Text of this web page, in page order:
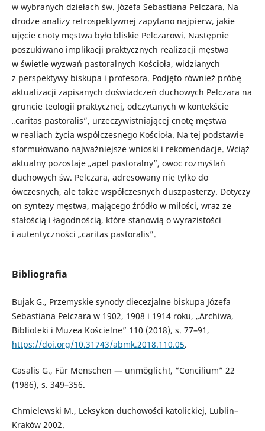
w wybranych dziełach św. Józefa Sebastiana Pelczara. Na
drodze analizy retrospektywnej zapytano najpierw, jakie
ujęcie cnoty męstwa było bliskie Pelczarowi. Następnie
poszukiwano implikacji praktycznych realizacji męstwa
w świetle wyzwań pastoralnych Kościoła, widzianych
z perspektywy biskupa i profesora. Podjęto również próbę
aktualizacji zapisanych doświadczeń duchowych Pelczara na
gruncie teologii praktycznej, odczytanych w kontekście
„caritas pastoralis”, urzeczywistniającej cnotę męstwa
w realiach życia współczesnego Kościoła. Na tej podstawie
sformułowano najważniejsze wnioski i rekomendacje. Wciąż
aktualny pozostaje „apel pastoralny”, owoc rozmyślań
duchowych św. Pelczara, adresowany nie tylko do
ówczesnych, ale także współczesnych duszpasterzy. Dotyczy
on syntezy męstwa, mającego źródło w miłości, wraz ze
stałością i łagodnością, które stanowią o wyrazistości
i autentyczności „caritas pastoralis”.
Bibliografia
Bujak G., Przemyskie synody diecezjalne biskupa Józefa
Sebastiana Pelczara w 1902, 1908 i 1914 roku, „Archiwa,
Biblioteki i Muzea Kościelne” 110 (2018), s. 77–91,
https://doi.org/10.31743/abmk.2018.110.05.
Casalis G., Für Menschen — unmöglich!, “Concilium” 22
(1986), s. 349–356.
Chmielewski M., Leksykon duchowości katolickiej, Lublin–
Kraków 2002.